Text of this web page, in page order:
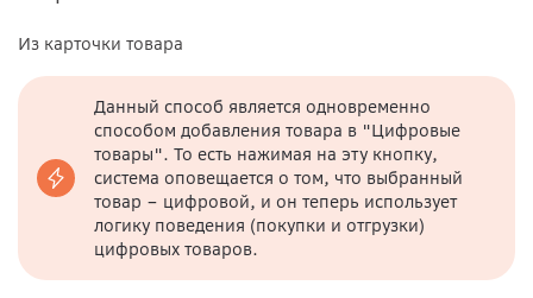
Из карточки товара
Данный способ является одновременно
способом добавления товара в "Цифровые
товары". То есть нажимая на эту кнопку,
система оповещается о том, что выбранный
товар – цифровой, и он теперь использует
логику поведения (покупки и отгрузки)
цифровых товаров.